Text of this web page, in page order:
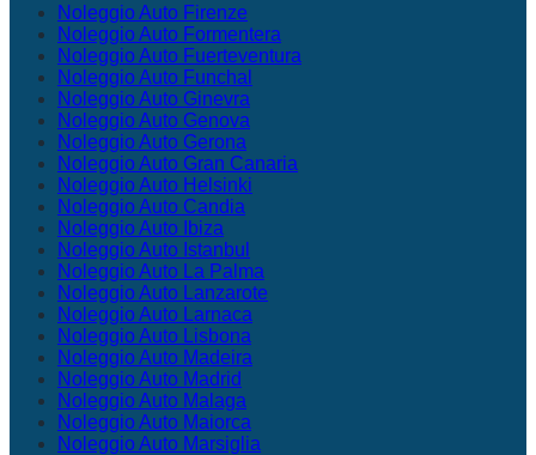
Noleggio Auto Firenze
Noleggio Auto Formentera
Noleggio Auto Fuerteventura
Noleggio Auto Funchal
Noleggio Auto Ginevra
Noleggio Auto Genova
Noleggio Auto Gerona
Noleggio Auto Gran Canaria
Noleggio Auto Helsinki
Noleggio Auto Candia
Noleggio Auto Ibiza
Noleggio Auto Istanbul
Noleggio Auto La Palma
Noleggio Auto Lanzarote
Noleggio Auto Larnaca
Noleggio Auto Lisbona
Noleggio Auto Madeira
Noleggio Auto Madrid
Noleggio Auto Malaga
Noleggio Auto Maiorca
Noleggio Auto Marsiglia